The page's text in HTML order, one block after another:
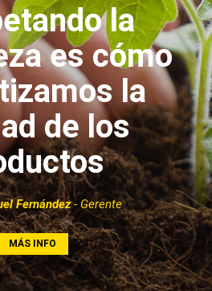
la
es cómo
la
de los
Fernández- Gerente
MÁS INFO